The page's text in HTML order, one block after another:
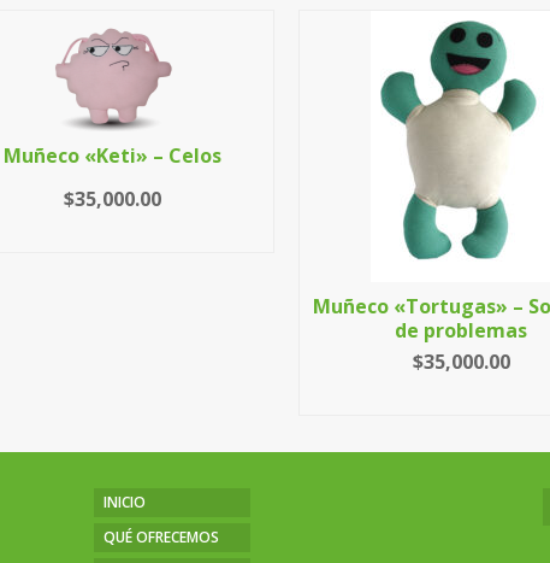
Muñeco «Keti» – Celos
$35,000.00
Muñeco «Tortugas» –
de problemas
$35,000.00
INICIO
QUÉ OFRECEMOS